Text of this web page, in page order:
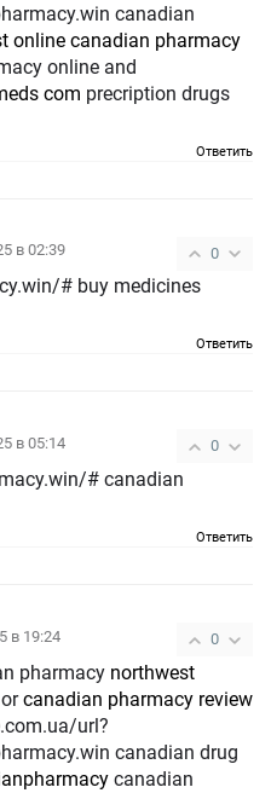
canadian
online canadian pharmacy
online and
com precription drugs
Ответить
0
в 02:39
# buy medicines
Ответить
0
в 05:14
# canadian
Ответить
0
в 19:24
pharmacy northwest
orcanadian pharmacy review
url?
canadian drug
canadian